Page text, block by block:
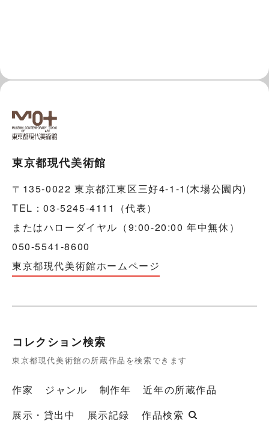
東京都現代美術館
〒135-0022 東京都江東区三好4-1-1(木場公園内)
TEL：03-5245-4111（代表）
またはハローダイヤル（9:00-20:00 年中無休）
050-5541-8600
東京都現代美術館ホームページ
コレクション検索
東京都現代美術館の所蔵作品を検索できます
作家 ジャンル 制作年
近年の所蔵作品
展示・貸出中
展示記録 作品検索